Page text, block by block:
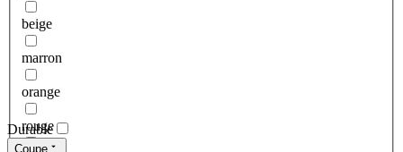
beige
marron
orange
rouge
Durable
Coupe